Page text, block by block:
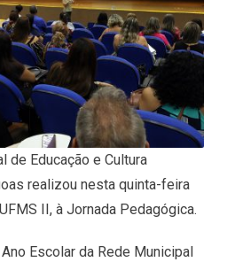
de Educação e Cultura
realizou nesta quinta-feira
II, à Jornada Pedagógica.
Escolar da Rede Municipal